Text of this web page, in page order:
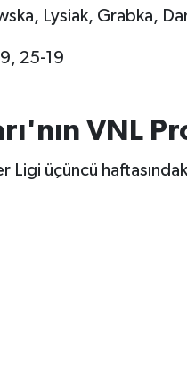
Lysiak, Grabka,
25-19
VNL
üçüncü